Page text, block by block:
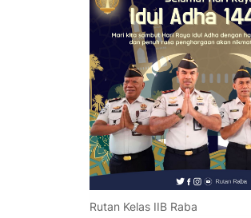
Rutan Kelas IIB Raba